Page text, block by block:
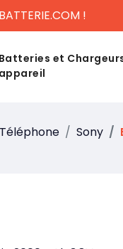
!
Batteries et
appareil
Sony